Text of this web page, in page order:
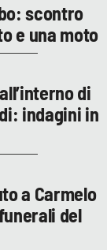
scontro
e una moto
di
indagini in
a Carmelo
del